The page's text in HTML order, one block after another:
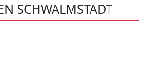
SCHWALMSTADT